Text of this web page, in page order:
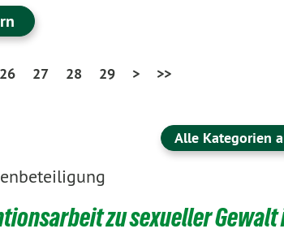
26 27 28 29 > >>
Alle Kategorien
zu sexueller Gewalt